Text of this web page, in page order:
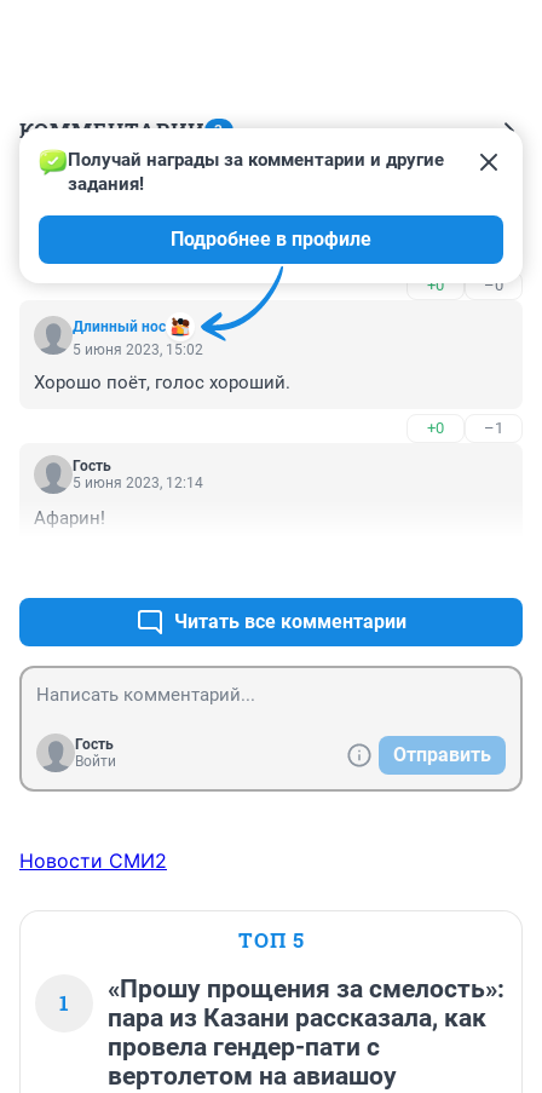
КОММЕНТАРИИ 3
Гость
Умничка! Гордимся!
+0 –0
Длинный нос
Получай награды за комментарии и другие
задания!
Подробнее в профиле
5 июня 2023, 15:02
Хорошо поёт, голос хороший.
+0 –1
Гость
5 июня 2023, 12:14
Афарин!
Читать все комментарии
Гость
Войти
Отправить
Новости СМИ2
ТОП 5
1
«Прошу прощения за смелость»:
пара из Казани рассказала, как
провела гендер-пати с
вертолетом на авиашоу